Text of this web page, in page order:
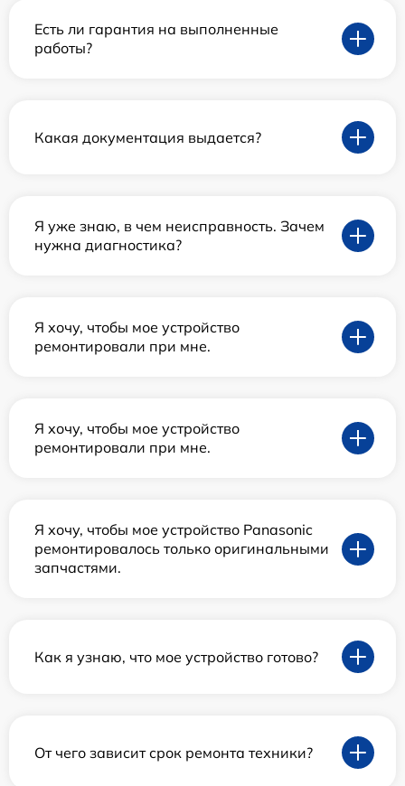
Есть ли гарантия на выполненные
работы?
Какая документация выдается?
Я уже знаю, в чем неисправность. Зачем
нужна диагностика?
Я хочу, чтобы мое устройство
ремонтировали при мне.
Я хочу, чтобы мое устройство
ремонтировали при мне.
Я хочу, чтобы мое устройство Panasonic
ремонтировалось только оригинальными
запчастями.
Как я узнаю, что мое устройство готово?
От чего зависит срок ремонта техники?